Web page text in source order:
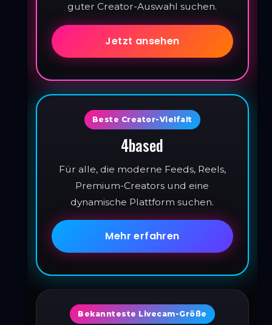
guter Creator-Auswahl suchen.
Jetzt ansehen
Beste Creator-Vielfalt
4based
Für alle, die moderne Feeds, Reels,
Premium-Creators und eine
dynamische Plattform suchen.
Mehr erfahren
Bekannteste Livecam-Größe